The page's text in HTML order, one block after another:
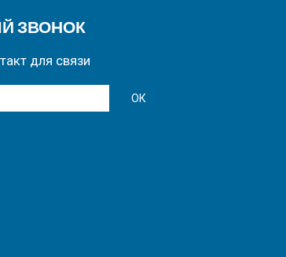
ЗВОНОК
для связи